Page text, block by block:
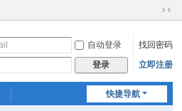
切
到
窄
自动登录
找回密码
登录 立即注册
快捷导航